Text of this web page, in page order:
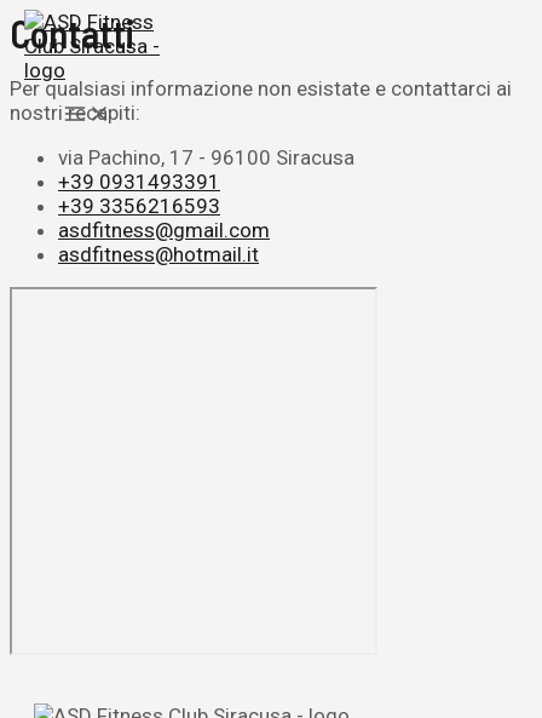
Vai
al
contenuto
Main
Menu
Contatti
Per qualsiasi informazione non esistate e contattarci ai
nostri recapiti:
via Pachino, 17 - 96100 Siracusa
+39 0931493391
+39 3356216593
asdfitness@gmail.com
asdfitness@hotmail.it